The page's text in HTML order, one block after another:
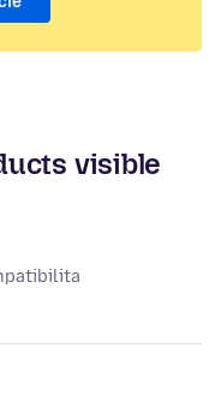
visible